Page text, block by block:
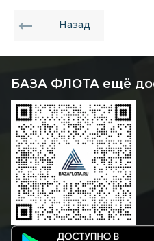
Назад
БАЗА ФЛОТА ещё